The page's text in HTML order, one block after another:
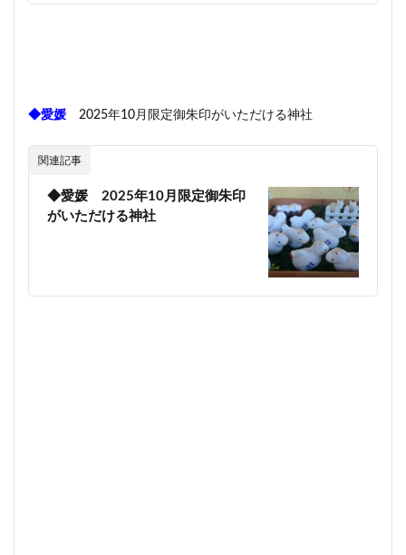
◆愛媛 2025年10月限定御朱印がいただける神社
関連記事
◆愛媛 2025年10月限定御朱印
がいただける神社